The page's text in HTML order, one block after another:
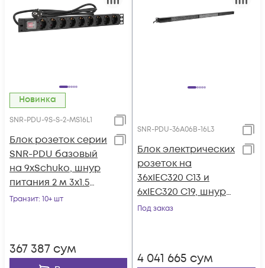
Новинка
SNR-PDU-9S-S-2-MS16L1
Блок розеток серии
SNR-PDU базовый
на 9хSchuko, шнур
питания 2 м 3x1.5
мм² с вилкой
Транзит: 10+ шт
367 387 сум
SNR-PDU-36A06B-16L3
Блок электрических
розеток на
36хIEC320 C13 и
6хIEC320 C19, шнур
питания 3 м 5x2,5м2
Под заказ
4 041 665 сум